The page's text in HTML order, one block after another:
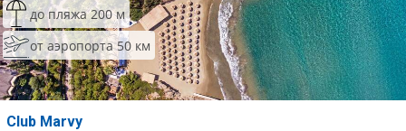
до пляжа 200 м
от аэропорта 50 км
Club Marvy
Сетевые отели Сейшел
Сетевые отели Маврикия